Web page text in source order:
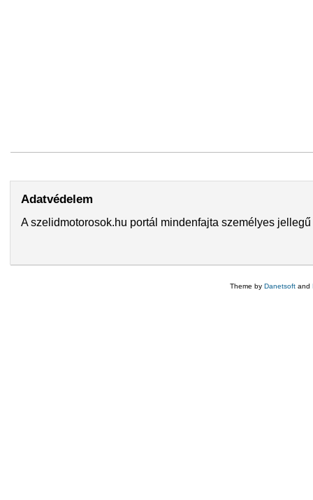
Adatvédelem
A szelidmotorosok.hu portál mindenfajta személyes
Theme by Danetsoft and